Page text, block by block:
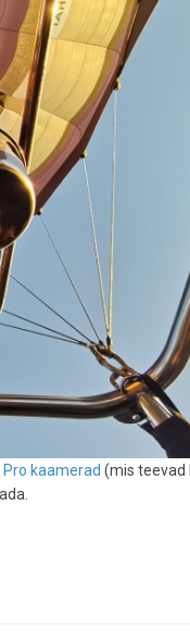
Pro kaamerad (mis teevad